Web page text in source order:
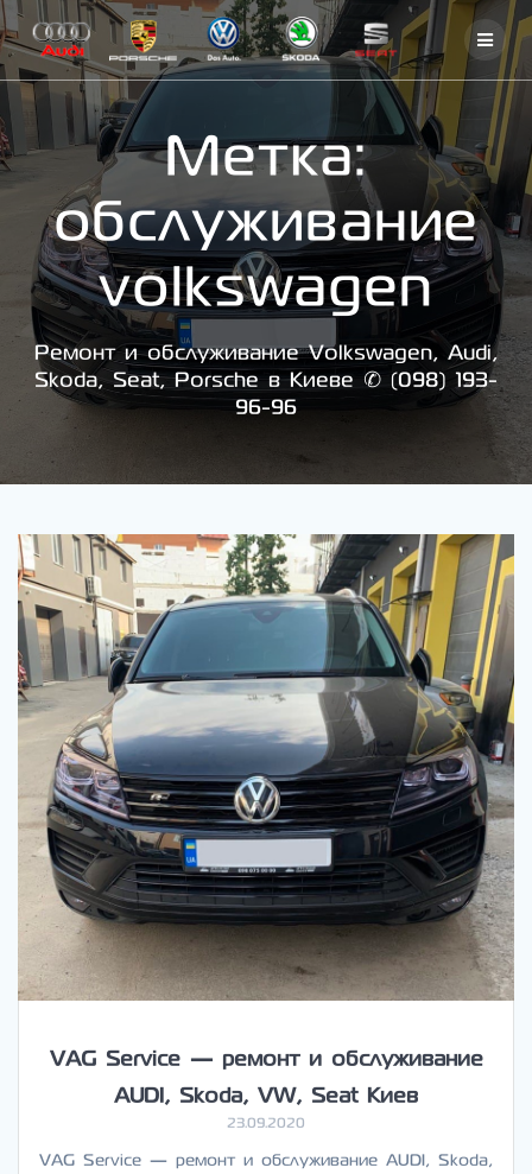
Skip
to
content
Метка:
обслуживание
volkswagen
Ремонт и обслуживание Volkswagen, Audi,
Skoda, Seat, Porsche в Киеве ✆ (098) 193-
96-96
VAG Service — ремонт и обслуживание
AUDI, Skoda, VW, Seat Киев
23.09.2020
VAG Service — ремонт и обслуживание AUDI, Skoda,